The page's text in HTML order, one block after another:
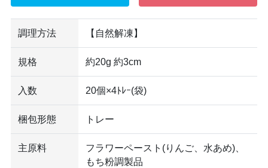
調理方法 【自然解凍】
規格 約20g 約3cm
入数 20個×4ﾄﾚｰ(袋)
梱包形態 トレー
主原料
フラワーペースト(りんご、水あめ)、
もち粉調製品